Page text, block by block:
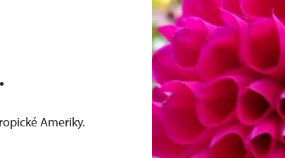
Ameriky.